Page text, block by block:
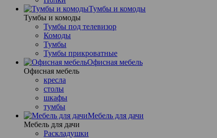
Тумбы и комоды
Тумбы и комоды
Тумбы под телевизор
Комоды
Тумбы
Тумбы прикроватные
Офисная мебель
Офисная мебель
кресла
столы
шкафы
тумбы
Мебель для дачи
Мебель для дачи
Раскладушки